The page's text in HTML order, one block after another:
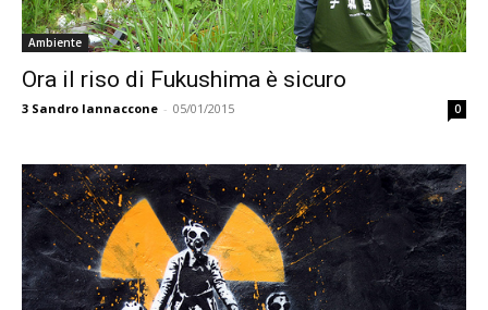
Ambiente
Ora il riso di Fukushima è sicuro
3 Sandro Iannaccone - 05/01/2015 0